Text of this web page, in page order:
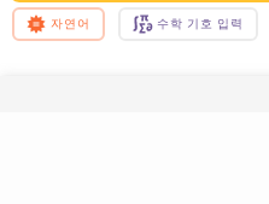
자연어 수학 기호 입력